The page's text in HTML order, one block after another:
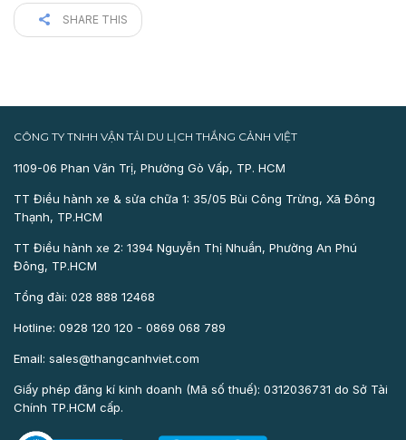
SHARE THIS
CÔNG TY TNHH VẬN TẢI DU LỊCH THẮNG CẢNH VIỆT
1109-06 Phan Văn Trị, Phường Gò Vấp, TP. HCM
TT Điều hành xe & sửa chữa 1: 35/05 Bùi Công Trừng, Xã Đông
Thạnh, TP.HCM
TT Điều hành xe 2: 1394 Nguyễn Thị Nhuần, Phường An Phú
Đông, TP.HCM
Tổng đài: 028 888 12468
Hotline: 0928 120 120 - 0869 068 789
Email: sales@thangcanhviet.com
Giấy phép đăng kí kinh doanh (Mã số thuế): 0312036731 do Sở Tài
Chính TP.HCM cấp.